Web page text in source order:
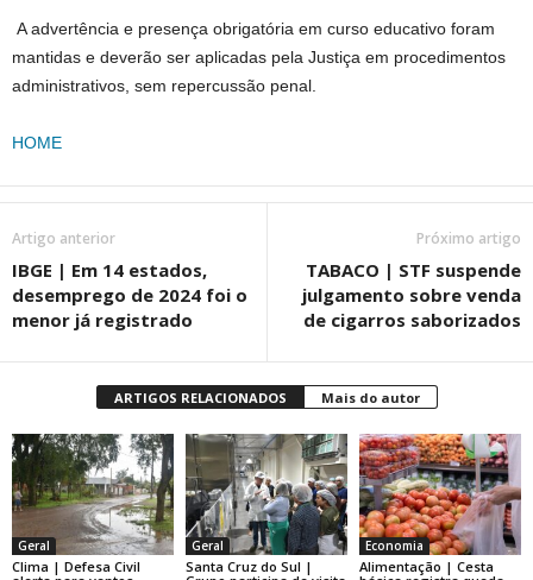
A advertência e presença obrigatória em curso educativo foram
mantidas e deverão ser aplicadas pela Justiça em procedimentos
administrativos, sem repercussão penal.
HOME
Artigo anterior
IBGE | Em 14 estados,
desemprego de 2024 foi o
menor já registrado
Próximo artigo
TABACO | STF suspende
julgamento sobre venda
de cigarros saborizados
ARTIGOS RELACIONADOS Mais do autor
Geral
Clima | Defesa Civil
Geral
Santa Cruz do Sul |
Economia
Alimentação | Cesta